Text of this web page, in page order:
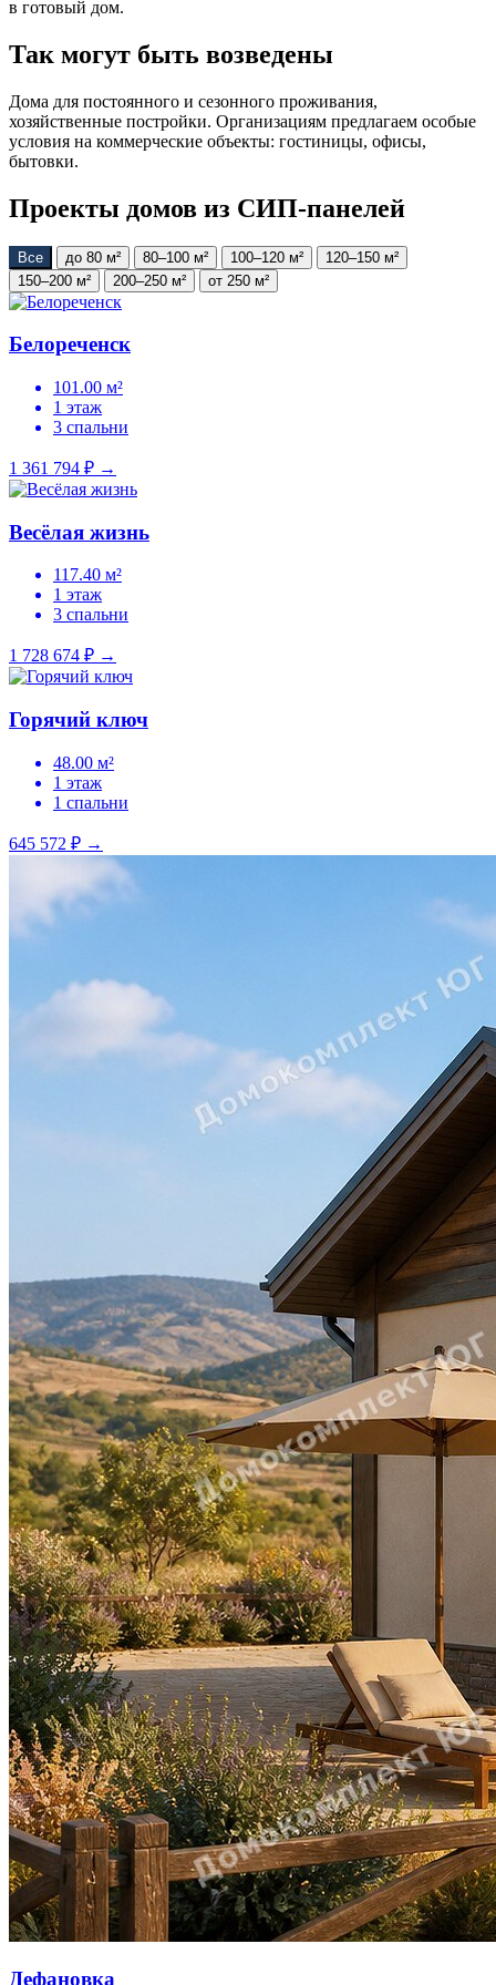
в готовый дом.
Так могут быть возведены
Дома для постоянного и сезонного проживания,
хозяйственные постройки. Организациям предлагаем особые
условия на коммерческие объекты: гостиницы, офисы,
бытовки.
Проекты домов из СИП-панелей
Все до 80 м² 80–100 м² 100–120 м²
120–150 м²
150–200 м²
200–250 м² от 250 м²
Белореченск
101.00 м²
1 этаж
3 спальни
1 361 794 ₽ →
Весёлая жизнь
117.40 м²
1 этаж
3 спальни
1 728 674 ₽ →
Горячий ключ
48.00 м²
1 этаж
1 спальни
645 572 ₽ →
Дефановка